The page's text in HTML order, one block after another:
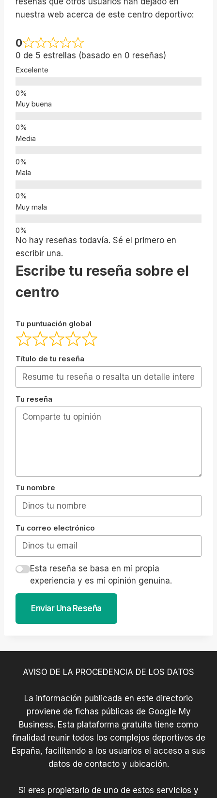
nuestra web acerca de este centro deportivo:
0
0 de 5 estrellas (basado en 0 reseñas)
Excelente
Muy buena
Media
Mala
Muy mala
No hay reseñas todavía. Sé el primero en
escribir una.
Escribe tu reseña sobre el
centro
Tu puntuación global
Título de tu reseña
Tu reseña
Tu nombre
Tu correo electrónico
Esta reseña se basa en mi propia
experiencia y es mi opinión genuina.
Enviar Una Reseña
AVISO DE LA PROCEDENCIA DE LOS DATOS
La información publicada en este directorio
proviene de fichas públicas de Google My
Business. Esta plataforma gratuita tiene como
finalidad reunir todos los complejos deportivos de
España, facilitando a los usuarios el acceso a sus
datos de contacto y ubicación.
Si eres propietario de uno de estos servicios y